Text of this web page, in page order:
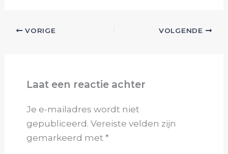
VORIGE VOLGENDE
Laat een reactie achter
Je e-mailadres wordt niet
gepubliceerd. Vereiste velden zijn
gemarkeerd met *